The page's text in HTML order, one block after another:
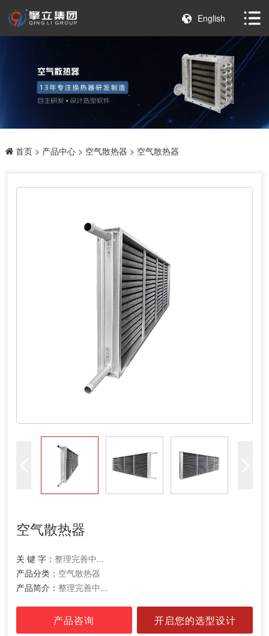
English
首页> 产品中心> 空气散热器 > 空气散热器
空气散热器
关 键 字： 整理完善中...
产品分类： 空气散热器
产品简介： 整理完善中...
产品咨询 开启您的选型设计